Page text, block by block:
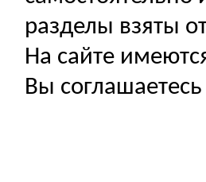
разделы взяты
На сайте
Вы